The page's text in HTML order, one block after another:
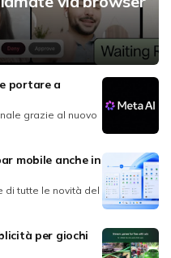
portare a
grazie al nuovo
mobile anche in
di tutte le novità del
per giochi